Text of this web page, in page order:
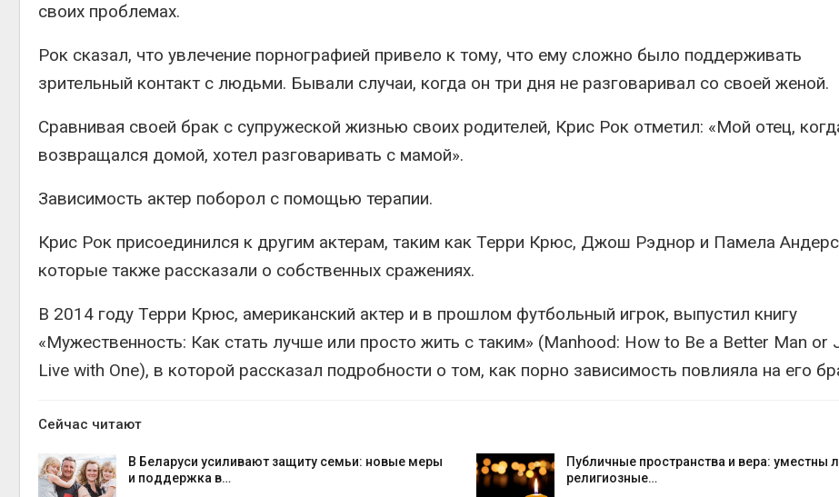
своих проблемах.
Рок сказал, что увлечение порнографией привело к тому, что ему сложно было поддерживать
зрительный контакт с людьми. Бывали случаи, когда он три дня не разговаривал со своей женой.
Сравнивая своей брак с супружеской жизнью своих родителей, Крис Рок отметил: «Мой отец,
возвращался домой, хотел разговаривать с мамой».
Зависимость актер поборол с помощью терапии.
Крис Рок присоединился к другим актерам, таким как Терри Крюс, Джош Рэднор и Памела
которые также рассказали о собственных сражениях.
В 2014 году Терри Крюс, американский актер и в прошлом футбольный игрок, выпустил книгу
«Мужественность: Как стать лучше или просто жить с таким» (Manhood: How to Be a Better Man or
Live with One), в которой рассказал подробности о том, как порно зависимость повлияла на его
Сейчас читают
В Беларуси усиливают защиту семьи: новые меры
и поддержка в…
Публичные пространства и вера: уместны
религиозные…